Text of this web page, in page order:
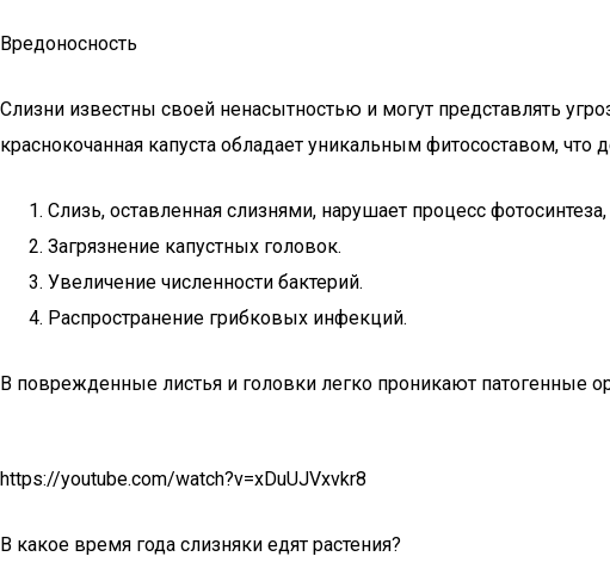
Вредоносность
Слизни известны своей ненасытностью и могут представлять
краснокочанная капуста обладает уникальным фитосоставом,
Слизь, оставленная слизнями, нарушает процесс
Загрязнение капустных головок.
Увеличение численности бактерий.
Распространение грибковых инфекций.
В поврежденные листья и головки легко проникают патогенные
https://youtube.com/watch?v=xDuUJVxvkr8
В какое время года слизняки едят растения?